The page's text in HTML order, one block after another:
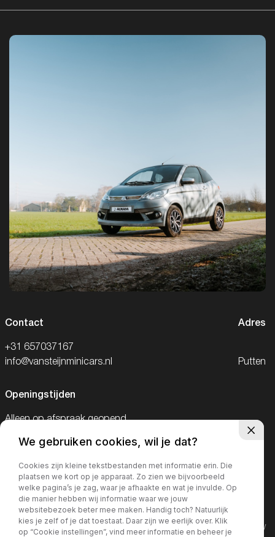
Contact
+31 657037167
info@vansteijnminicars.nl
Adres
Putten
Openingstijden
Alleen op afspraak geopend.
Telefonisch bereikbaar van 09:00-18:00
en op zaterdag van 09:00-15:00
©2026· MorgenInternet Privacy policy
We gebruiken cookies, wil je dat?
Cookies zijn kleine tekstbestanden met informatie erin. Die
plaatsen we kort op je apparaat. Zo zien we bijvoorbeeld
welke pagina’s je zag, waar je afhaakte en wat je invulde. Op
die manier hebben wij informatie waar we jouw
websitebezoek beter mee maken. Handig toch? Natuurlijk
kies je zelf of je dat toestaat. Daar zijn we eerlijk over. Klik
op “Cookie instellingen”, vind meer informatie en beheer je